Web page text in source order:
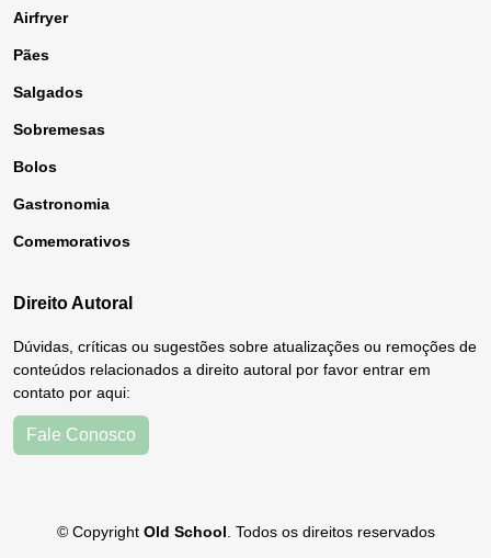
Airfryer
Pães
Salgados
Sobremesas
Bolos
Gastronomia
Comemorativos
Direito Autoral
Dúvidas, críticas ou sugestões sobre atualizações ou remoções de
conteúdos relacionados a direito autoral por favor entrar em
contato por aqui:
Fale Conosco
© Copyright Old School . Todos os direitos reservados